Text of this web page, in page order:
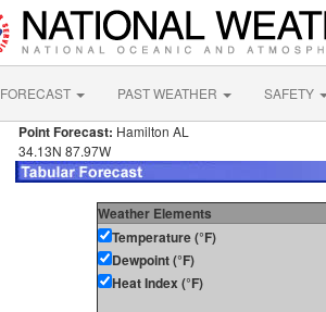
FORECAST PAST WEATHER SAFETY
Point Forecast: Hamilton AL
34.13N 87.97W
Weather Elements
Temperature (°F)
Dewpoint (°F)
Heat Index (°F)